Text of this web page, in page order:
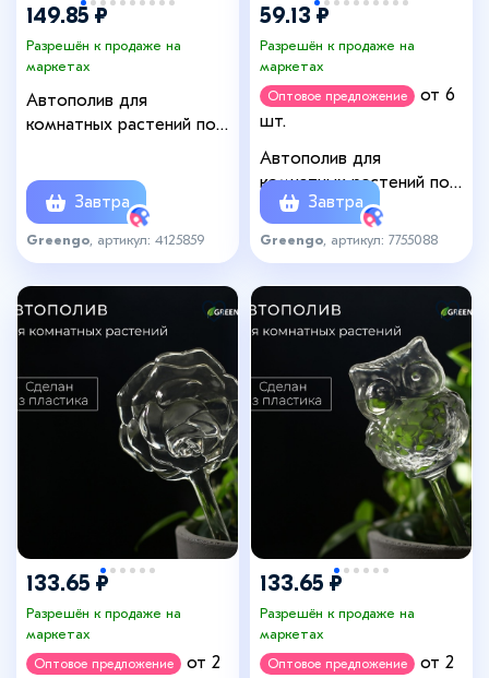
149.85 ₽
Разрешён к продаже на
маркетах
Автополив для
комнатных растений под
Завтра
Greengo , артикул: 4125859
59.13 ₽
Разрешён к продаже на
маркетах
Оптовое предложение
от 6
шт.
Автополив для
комнатных растений под
бутылку, регулируемый, с
краном, пластик, высота
17.5 см, МИКС, Greengo
Завтра
Greengo , артикул: 7755088
133.65 ₽
Разрешён к продаже на
маркетах
Оптовое предложение
от 2
133.65 ₽
Разрешён к продаже на
маркетах
Оптовое предложение
от 2